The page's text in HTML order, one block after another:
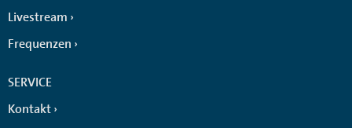
Livestream
Frequenzen
SERVICE
Kontakt